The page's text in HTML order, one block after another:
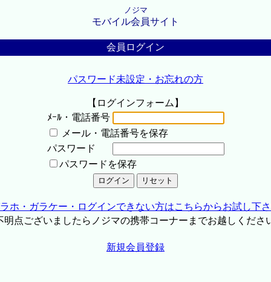
ノジマ
モバイル会員サイト
会員ログイン
パスワード未設定・お忘れの方
【ログインフォーム】
ﾒｰﾙ・電話番号
メール・電話番号を保存
パスワード
パスワードを保存
ホ・ガラケー・ログインできない方はこちらからお試し下
点ございましたらノジマの携帯コーナーまでお越しくださ
新規会員登録